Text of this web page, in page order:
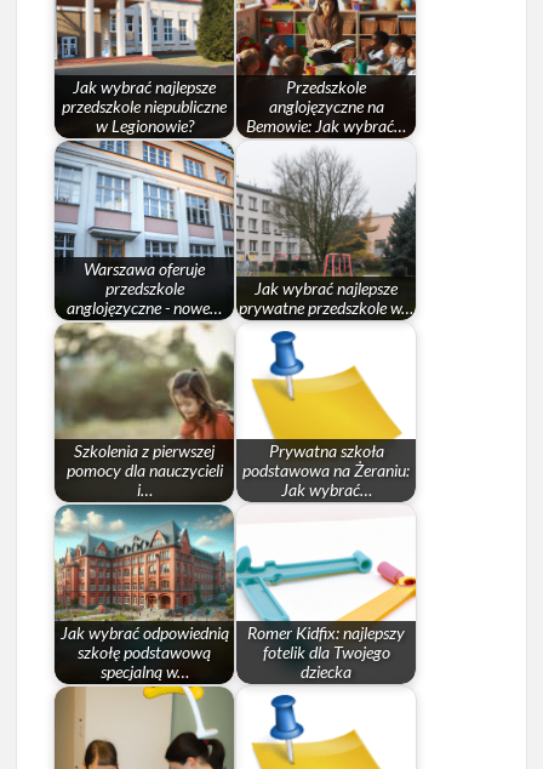
Jak wybrać najlepsze
przedszkole niepubliczne
w Legionowie?
Przedszkole
anglojęzyczne na
Bemowie: Jak wybrać…
Warszawa oferuje
przedszkole
anglojęzyczne - nowe…
Jak wybrać najlepsze
prywatne przedszkole w…
Szkolenia z pierwszej
pomocy dla nauczycieli
i…
Prywatna szkoła
podstawowa na Żeraniu:
Jak wybrać…
Jak wybrać odpowiednią
szkołę podstawową
specjalną w…
Romer Kidfix: najlepszy
fotelik dla Twojego
dziecka